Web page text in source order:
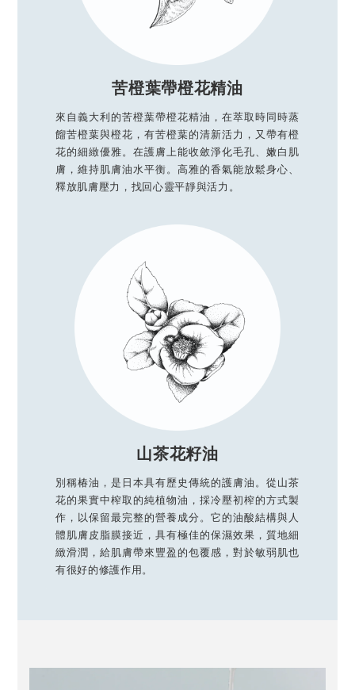
苦橙葉帶橙花精油
來自義大利的苦橙葉帶橙花精油，在萃取時同時蒸
餾苦橙葉與橙花，有苦橙葉的清新活力，又帶有橙
花的細緻優雅。在護膚上能收斂淨化毛孔、嫩白肌
膚，維持肌膚油水平衡。高雅的香氣能放鬆身心、
釋放肌膚壓力，找回心靈平靜與活力。
山茶花籽油
別稱椿油，是日本具有歷史傳統的護膚油。從山茶
花的果實中榨取的純植物油，採冷壓初榨的方式製
作，以保留最完整的營養成分。它的油酸結構與人
體肌膚皮脂膜接近，具有極佳的保濕效果，質地細
緻滑潤，給肌膚帶來豐盈的包覆感，對於敏弱肌也
有很好的修護作用。